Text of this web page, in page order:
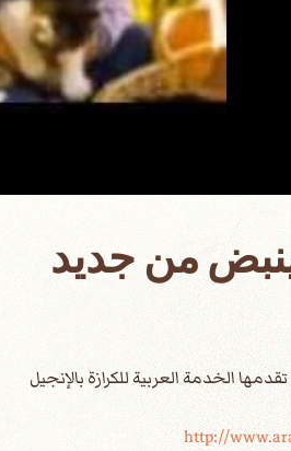
من جديد
http://